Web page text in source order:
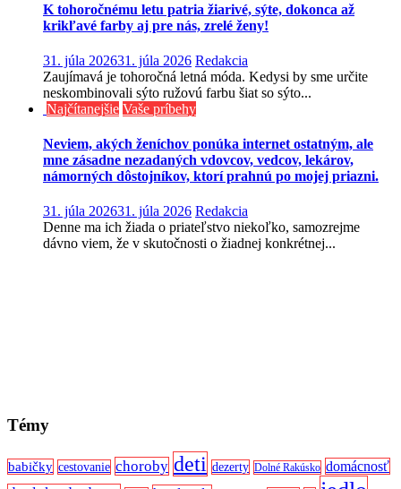
K tohoročnému letu patria žiarivé, sýte, dokonca až
krikľavé farby aj pre nás, zrelé ženy!
31. júla 202631. júla 2026 Redakcia
Zaujímavá je tohoročná letná móda. Kedysi by sme určite
neskombinovali sýto ružovú farbu šiat so sýto...
Najčítanejšie Vaše príbehy
Neviem, akých ženíchov ponúka internet ostatným, ale
mne zásadne nezadaných vdovcov, vedcov, lekárov,
námorných dôstojníkov, ktorí prahnú po mojej priazni.
31. júla 202631. júla 2026 Redakcia
Denne ma ich žiada o priateľstvo niekoľko, samozrejme
dávno viem, že v skutočnosti o žiadnej konkrétnej...
Témy
babičky cestovanie choroby deti dezerty Dolné Rakúsko domácnosť